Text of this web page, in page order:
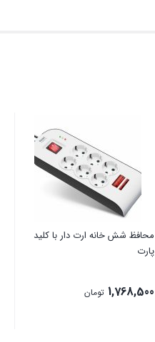
محافظ شش خانه ارت دار با کلید
پارت
1,768,500 تومان